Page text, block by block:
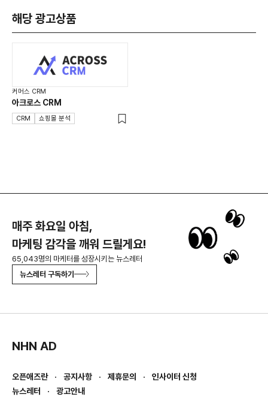
해당 광고상품
커머스 CRM
아크로스 CRM
CRM 쇼핑몰 분석
매주 화요일 아침,
마케팅 감각을 깨워 드릴게요!
65,043명의 마케터를 성장시키는 뉴스레터
뉴스레터 구독하기
NHN AD
오픈애즈란 공지사항 제휴문의
인사이터 신청
뉴스레터
광고안내